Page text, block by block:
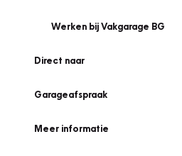
Werken bij Vakgarage BG
Direct naar
Garageafspraak
Meer informatie